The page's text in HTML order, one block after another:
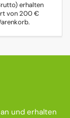
erhalten
von 200 €
und erhalten